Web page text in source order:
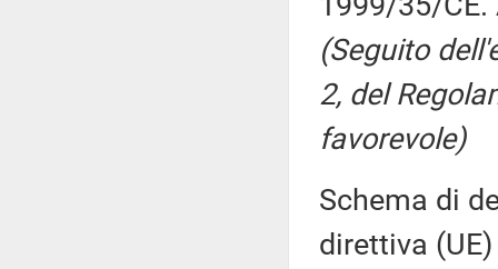
(Seguito
2, del
favorevole)
Schema di
direttiva